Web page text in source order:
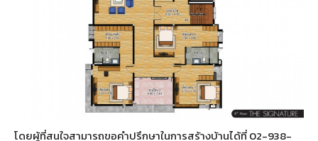
โดยผู้ที่สนใจสามารถขอคำปรึกษาในการสร้างบ้านได้ที่ 02-938-